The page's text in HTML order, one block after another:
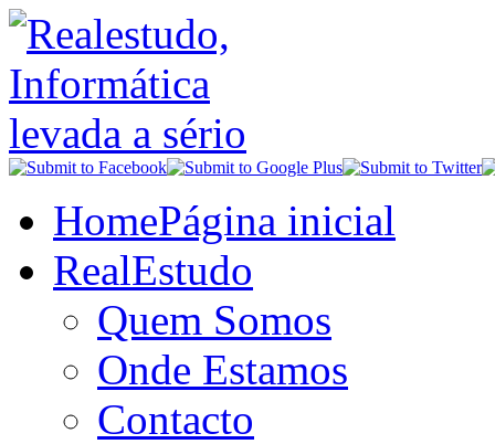
HomePágina inicial
RealEstudo
Quem Somos
Onde Estamos
Contacto